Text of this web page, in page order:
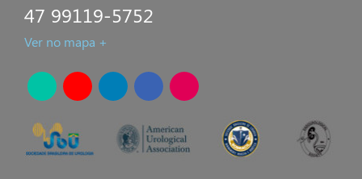
47 99119-5752
Ver no mapa +